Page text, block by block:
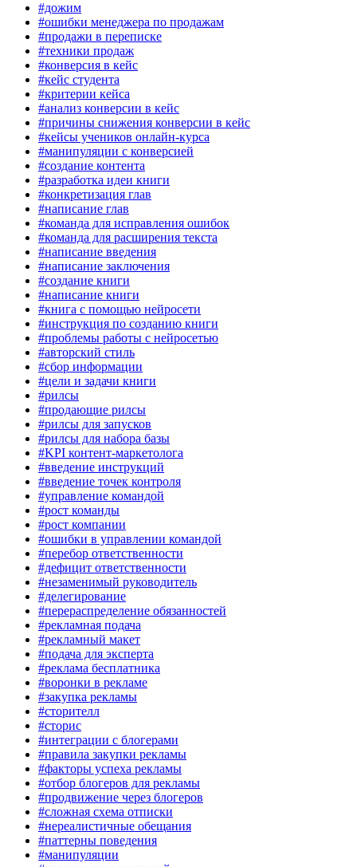
#дожим
#ошибки менеджера по продажам
#продажи в переписке
#техники продаж
#конверсия в кейс
#кейс студента
#критерии кейса
#анализ конверсии в кейс
#причины снижения конверсии в кейс
#кейсы учеников онлайн-курса
#манипуляции с конверсией
#создание контента
#разработка идеи книги
#конкретизация глав
#написание глав
#команда для исправления ошибок
#команда для расширения текста
#написание введения
#написание заключения
#создание книги
#написание книги
#книга с помощью нейросети
#инструкция по созданию книги
#проблемы работы с нейросетью
#авторский стиль
#сбор информации
#цели и задачи книги
#рилсы
#продающие рилсы
#рилсы для запусков
#рилсы для набора базы
#KPI контент-маркетолога
#введение инструкций
#введение точек контроля
#управление командой
#рост команды
#рост компании
#ошибки в управлении командой
#перебор ответственности
#дефицит ответственности
#незаменимый руководитель
#делегирование
#перераспределение обязанностей
#рекламная подача
#рекламный макет
#подача для эксперта
#реклама бесплатника
#воронки в рекламе
#закупка рекламы
#сторителл
#сторис
#интеграции с блогерами
#правила закупки рекламы
#факторы успеха рекламы
#отбор блогеров для рекламы
#продвижение через блогеров
#сложная схема отписки
#нереалистичные обещания
#паттерны поведения
#манипуляции